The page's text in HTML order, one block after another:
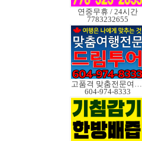
연중무휴 / 24시간
7783232655
고품격 맞춤전문여행사
604-974-8333